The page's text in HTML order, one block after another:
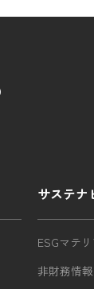
サステナ
ESGマテ
非財務情